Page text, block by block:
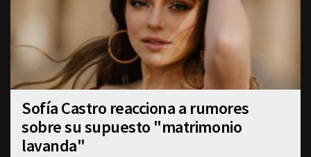
Sofía Castro reacciona a rumores
sobre su supuesto "matrimonio
lavanda"